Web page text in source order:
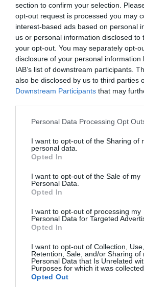
section to confirm your selection.
opt-out request is processed you may
interest-based ads based on personal
us or personal information disclosed to
your opt-out. You may separately opt-
disclosure of your personal information
IAB’s list of downstream participants.
also be disclosed by us to third parties
Downstream Participants that may
Please note that this website/app uses
not limited to your visit or usage
grant or deny consent to Google and
use your data for below specified
consent section.
Personal Data Processing Opt
I want to opt-out of the Sharing of
personal data.
Opted In
I want to opt-out of the Sale of my
Personal Data.
Opted In
I want to opt-out of processing my
Personal Data for Targeted
Opted In
I want to opt-out of Collection, Use,
Retention, Sale, and/or Sharing of
Personal Data that Is Unrelated
Purposes for which it was collected.
Opted Out
C’est en Normandie, à Condé sur Vire, dans la
rivières, l’Elle et la Vire, que se trouve le site de
sont ces deux rivières qui ont donné son nom à
Offrir à tous les consommateurs, le meilleur du
telle est la mission quotidienne d’Elle & Vire à
qualité et de saveur à la française.
Synonyme de qualité et de sérieux, Elle & Vire
proposant des produits laitiers sains et naturels,
Pour plus d’informations sur les